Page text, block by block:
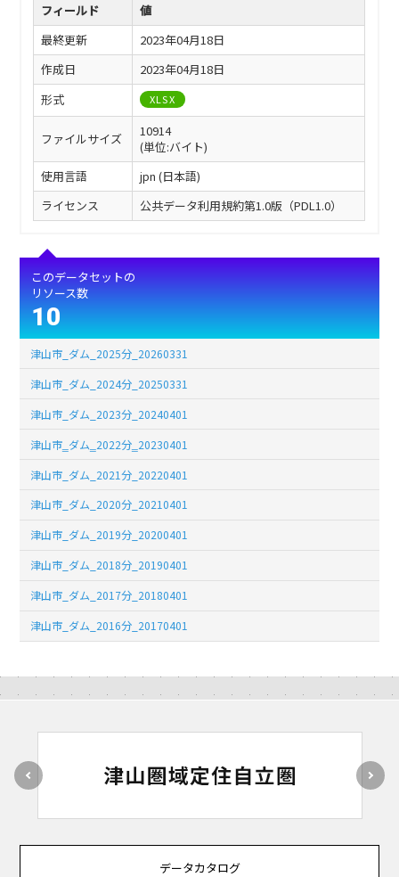
フィールド
値
最終更新
2023年04月18日
作成日
2023年04月18日
形式
XLSX
ファイルサイズ
10914
(単位:バイト)
使用言語
jpn (日本語)
ライセンス
公共データ利用規約第1.0版（PDL1.0）
このデータセットの
リソース数
10
津山市_ダム_2025分_20260331
津山市_ダム_2024分_20250331
津山市_ダム_2023分_20240401
津山市‗ダム‗2022分‗20230401
津山市_ダム_2021分_20220401
津山市_ダム_2020分_20210401
津山市_ダム_2019分_20200401
津山市_ダム_2018分_20190401
津山市_ダム_2017分_20180401
津山市_ダム_2016分_20170401
データカタログ